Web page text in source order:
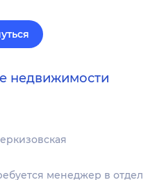
недвижимости
менеджер в отдел